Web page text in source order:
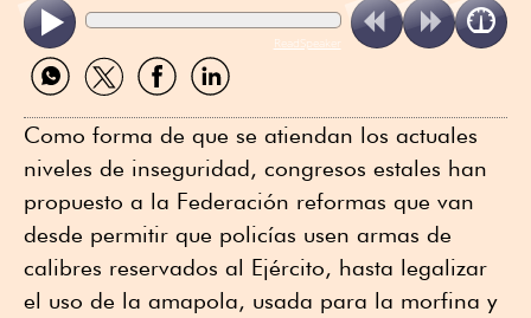
ReadSpeaker
Compartir
por
Compartir
por
Compartir
por
Compartir
por
Como forma de que se atiendan los actuales
niveles de inseguridad, congresos estales han
propuesto a la Federación reformas que van
desde permitir que policías usen armas de
calibres reservados al Ejército, hasta legalizar
el uso de la amapola, usada para la morfina y